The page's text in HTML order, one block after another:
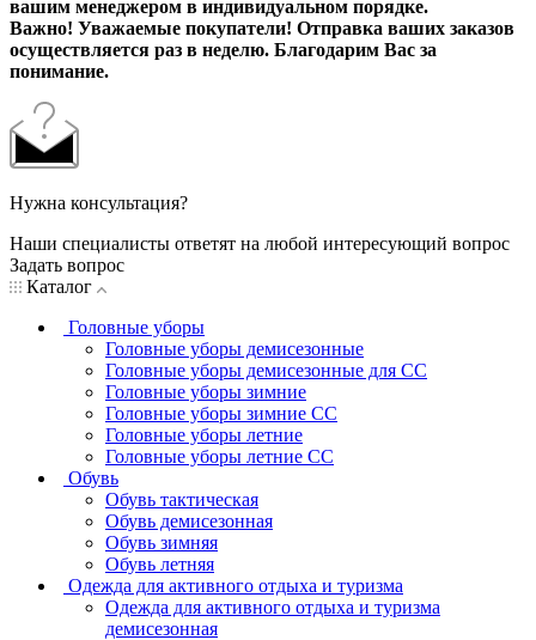
вашим менеджером в индивидуальном порядке.
Важно! Уважаемые покупатели! Отправка ваших заказов
осуществляется раз в неделю. Благодарим Вас за
понимание.
Нужна консультация?
Наши специалисты ответят на любой интересующий вопрос
Задать вопрос
Каталог
Головные уборы
Головные уборы демисезонные
Головные уборы демисезонные для СС
Головные уборы зимние
Головные уборы зимние СС
Головные уборы летние
Головные уборы летние СС
Обувь
Обувь тактическая
Обувь демисезонная
Обувь зимняя
Обувь летняя
Одежда для активного отдыха и туризма
Одежда для активного отдыха и туризма
демисезонная